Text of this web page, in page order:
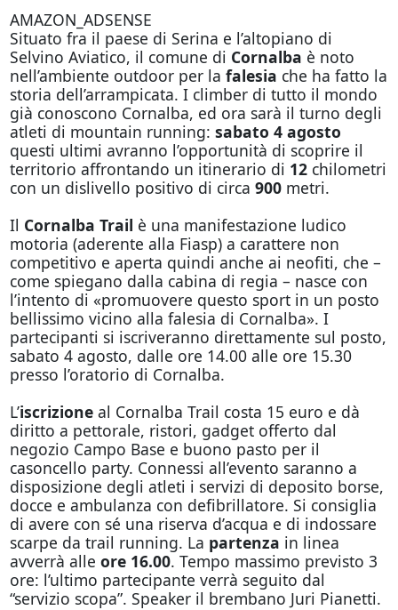
AMAZON_ADSENSE
Situato fra il paese di Serina e l’altopiano di
Selvino Aviatico, il comune di Cornalba è noto
nell’ambiente outdoor per la falesia che ha fatto la
storia dell’arrampicata. I climber di tutto il mondo
già conoscono Cornalba, ed ora sarà il turno degli
atleti di mountain running: sabato 4 agosto
questi ultimi avranno l’opportunità di scoprire il
territorio affrontando un itinerario di 12chilometri
con un dislivello positivo di circa 900metri.
Il Cornalba Trail è una manifestazione ludico
motoria (aderente alla Fiasp) a carattere non
competitivo e aperta quindi anche ai neofiti, che –
come spiegano dalla cabina di regia – nasce con
l’intento di «promuovere questo sport in un posto
bellissimo vicino alla falesia di Cornalba». I
partecipanti si iscriveranno direttamente sul posto,
sabato 4 agosto, dalle ore 14.00 alle ore 15.30
presso l’oratorio di Cornalba.
L’iscrizioneal Cornalba Trail costa 15 euro e dà
diritto a pettorale, ristori, gadget offerto dal
negozio Campo Base e buono pasto per il
casoncello party. Connessi all’evento saranno a
disposizione degli atleti i servizi di deposito borse,
docce e ambulanza con defibrillatore. Si consiglia
di avere con sé una riserva d’acqua e di indossare
scarpe da trail running. La partenza in linea
avverrà alle ore 16.00. Tempo massimo previsto 3
ore: l’ultimo partecipante verrà seguito dal
“servizio scopa”. Speaker il brembano Juri Pianetti.